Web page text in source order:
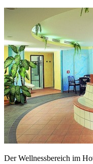
Der Wellnessbereich im